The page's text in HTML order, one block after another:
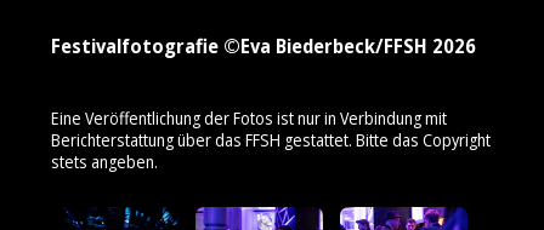
Festivalfotografie ©Eva Biederbeck/FFSH 2026
Eine Veröffentlichung der Fotos ist nur in Verbindung mit
Berichterstattung über das FFSH gestattet. Bitte das Copyright
stets angeben.